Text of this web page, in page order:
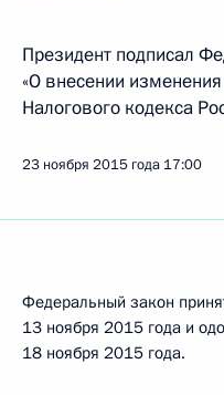
Президент подписал
«О внесении
Налогового кодекса
23 ноября 2015 года 17:00
Федеральный закон
13 ноября 2015 года и
18 ноября 2015 года.